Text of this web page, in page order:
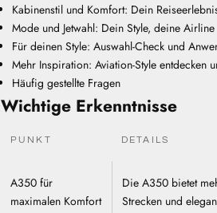
Kabinenstil und Komfort: Dein
Mode und Jetwahl: Dein Style, deine Airline
Für deinen Style: Auswahl-Check und
Mehr Inspiration: Aviation-Style entdecken
Häufig gestellte Fragen
Wichtige Erkenntnisse
PUNKT DETAILS
A350 für
maximalen Komfort
Die A350 bietet
Strecken und